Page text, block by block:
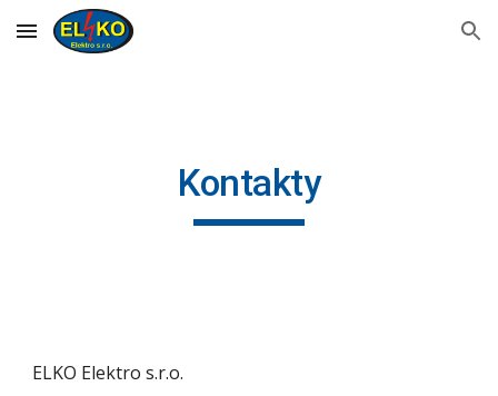
Skip to main content Skip to navigation
Kontakty
ELKO Elektro s.r.o.